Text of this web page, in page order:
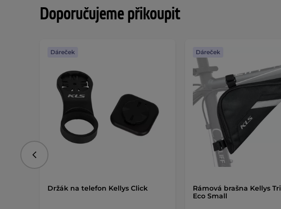
Doporučujeme přikoupit
Držák na telefon Kellys Click
Dáreček
Rámová brašna Kellys
Eco Small
Dáreček
Předchozí